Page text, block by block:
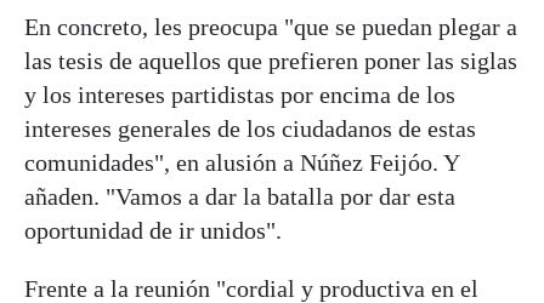
En concreto, les preocupa "que se puedan plegar a
las tesis de aquellos que prefieren poner las siglas
y los intereses partidistas por encima de los
intereses generales de los ciudadanos de estas
comunidades", en alusión a Núñez Feijóo. Y
añaden. "Vamos a dar la batalla por dar esta
oportunidad de ir unidos".
Frente a la reunión "cordial y productiva en el